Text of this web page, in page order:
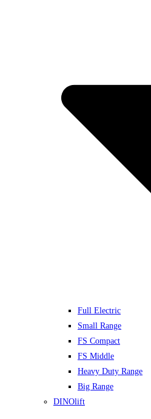
Full Electric
Small Range
FS Compact
FS Middle
Heavy Duty Range
Big Range
DINOlift